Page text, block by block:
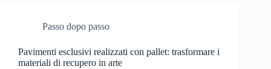
Passo dopo passo
Pavimenti esclusivi realizzati con pallet: trasformare i
materiali di recupero in arte